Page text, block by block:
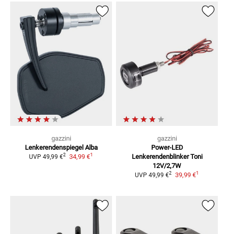
gazzini
Lenkerendenspiegel Alba
UVP 49,99 €2 34,99 €1
gazzini
Power-LED
Lenkerendenblinker Toni
12V/2,7W
UVP 49,99 €2 39,99 €1